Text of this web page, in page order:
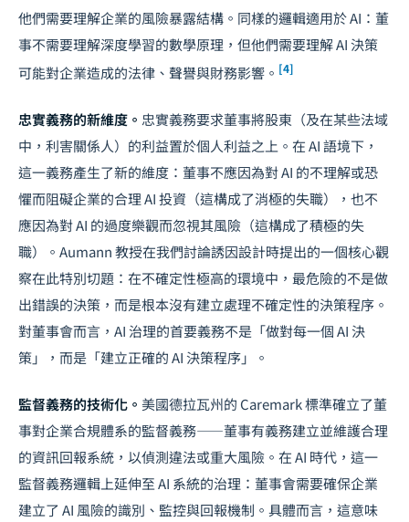
他們需要理解企業的風險暴露結構。同樣的邏輯適用於 AI：董
事不需要理解深度學習的數學原理，但他們需要理解 AI 決策
可能對企業造成的法律、聲譽與財務影響。 [4]
忠實義務的新維度。 忠實義務要求董事將股東（及在某些法域
中，利害關係人）的利益置於個人利益之上。在 AI 語境下，
這一義務產生了新的維度：董事不應因為對 AI 的不理解或恐
懼而阻礙企業的合理 AI 投資（這構成了消極的失職），也不
應因為對 AI 的過度樂觀而忽視其風險（這構成了積極的失
職）。Aumann 教授在我們討論誘因設計時提出的一個核心觀
察在此特別切題：在不確定性極高的環境中，最危險的不是做
出錯誤的決策，而是根本沒有建立處理不確定性的決策程序。
對董事會而言， AI 治理的首要義務不是「做對每一個 AI 決
策」，而是「建立正確的 AI 決策程序」。
監督義務的技術化。 美國德拉瓦州的 Caremark 標準確立了董
事對企業合規體系的監督義務——董事有義務建立並維護合理
的資訊回報系統，以偵測違法或重大風險。在 AI 時代，這一
監督義務邏輯上延伸至 AI 系統的治理：董事會需要確保企業
建立了 AI 風險的識別、監控與回報機制。具體而言，這意味